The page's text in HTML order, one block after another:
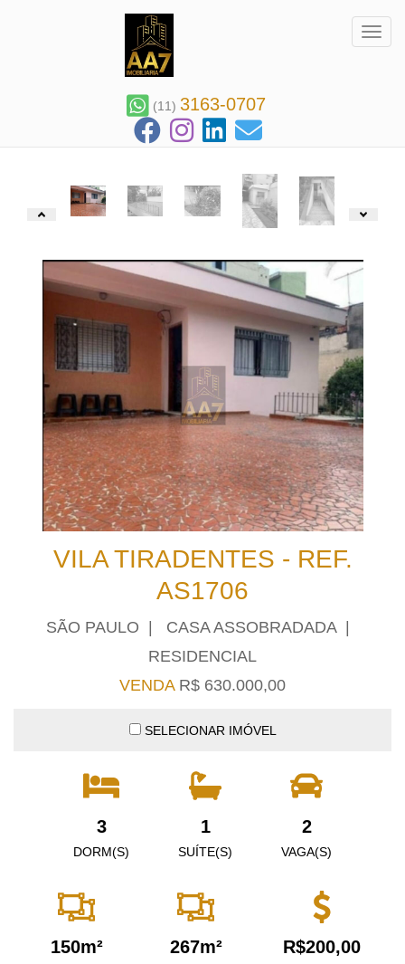
(11) 3163-0707
VILA TIRADENTES - REF.
AS1706
SÃO PAULO | CASA ASSOBRADADA |
RESIDENCIAL
VENDAR$ 630.000,00
SELECIONAR IMÓVEL
3
DORM(S)
1
SUÍTE(S)
2
VAGA(S)
150m² 267m² R$200,00